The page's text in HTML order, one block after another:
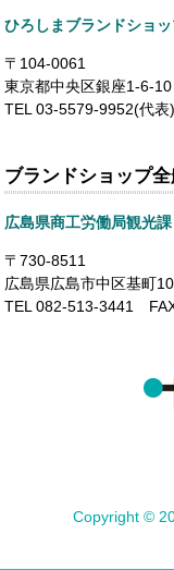
ひろしまブランドショ
〒104-0061
東京都中央区銀座1-6-
TEL 03-5579-9952(代
ブランドショップ
広島県商工労働局観光課
〒730-8511
広島県広島市中区基町
TEL 082-513-3441
Copyright ©